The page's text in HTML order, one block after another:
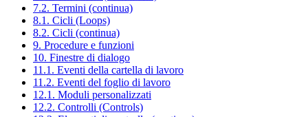
7.2. Termini (continua)
8.1. Cicli (Loops)
8.2. Cicli (continua)
9. Procedure e funzioni
10. Finestre di dialogo
11.1. Eventi della cartella di lavoro
11.2. Eventi del foglio di lavoro
12.1. Moduli personalizzati
12.2. Controlli (Controls)